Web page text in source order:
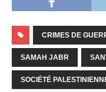
CRIMES DE
SAMAH JABR
SOCIÉTÉ